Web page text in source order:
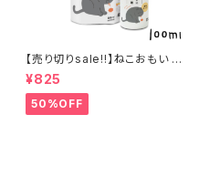
【売り切りsale!!】ねこおもい 猫
ご飯の吐き戻しに 酵素と食物繊
維 100ml
¥825
50%OFF